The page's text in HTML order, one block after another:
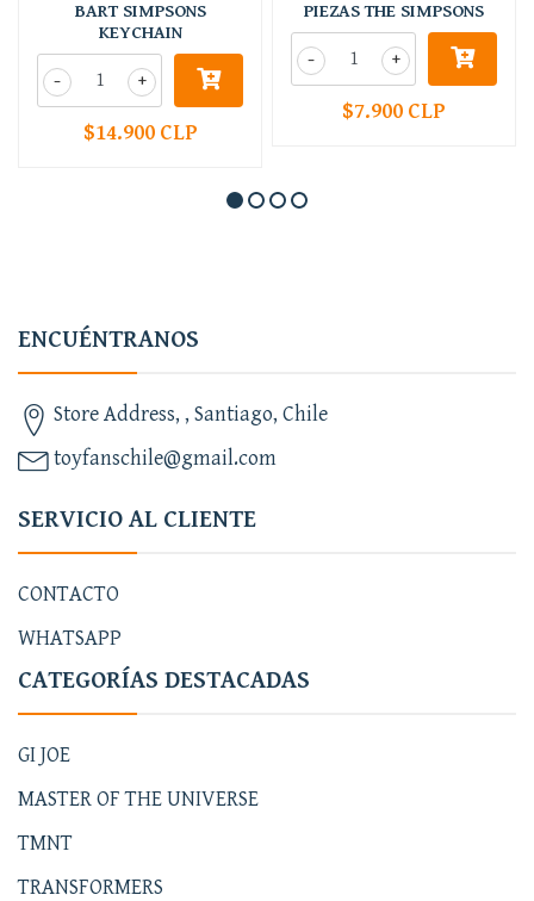
BART SIMPSONS
KEYCHAIN
+
-
$14.900 CLP
PIEZAS THE SIMPSONS
+
-
$7.900 CLP
ENCUÉNTRANOS
Store Address, , Santiago, Chile
toyfanschile@gmail.com
SERVICIO AL CLIENTE
CONTACTO
WHATSAPP
CATEGORÍAS DESTACADAS
GI JOE
MASTER OF THE UNIVERSE
TMNT
TRANSFORMERS